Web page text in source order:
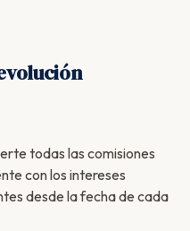
todas las comisiones
con los intereses
desde la fecha de cada